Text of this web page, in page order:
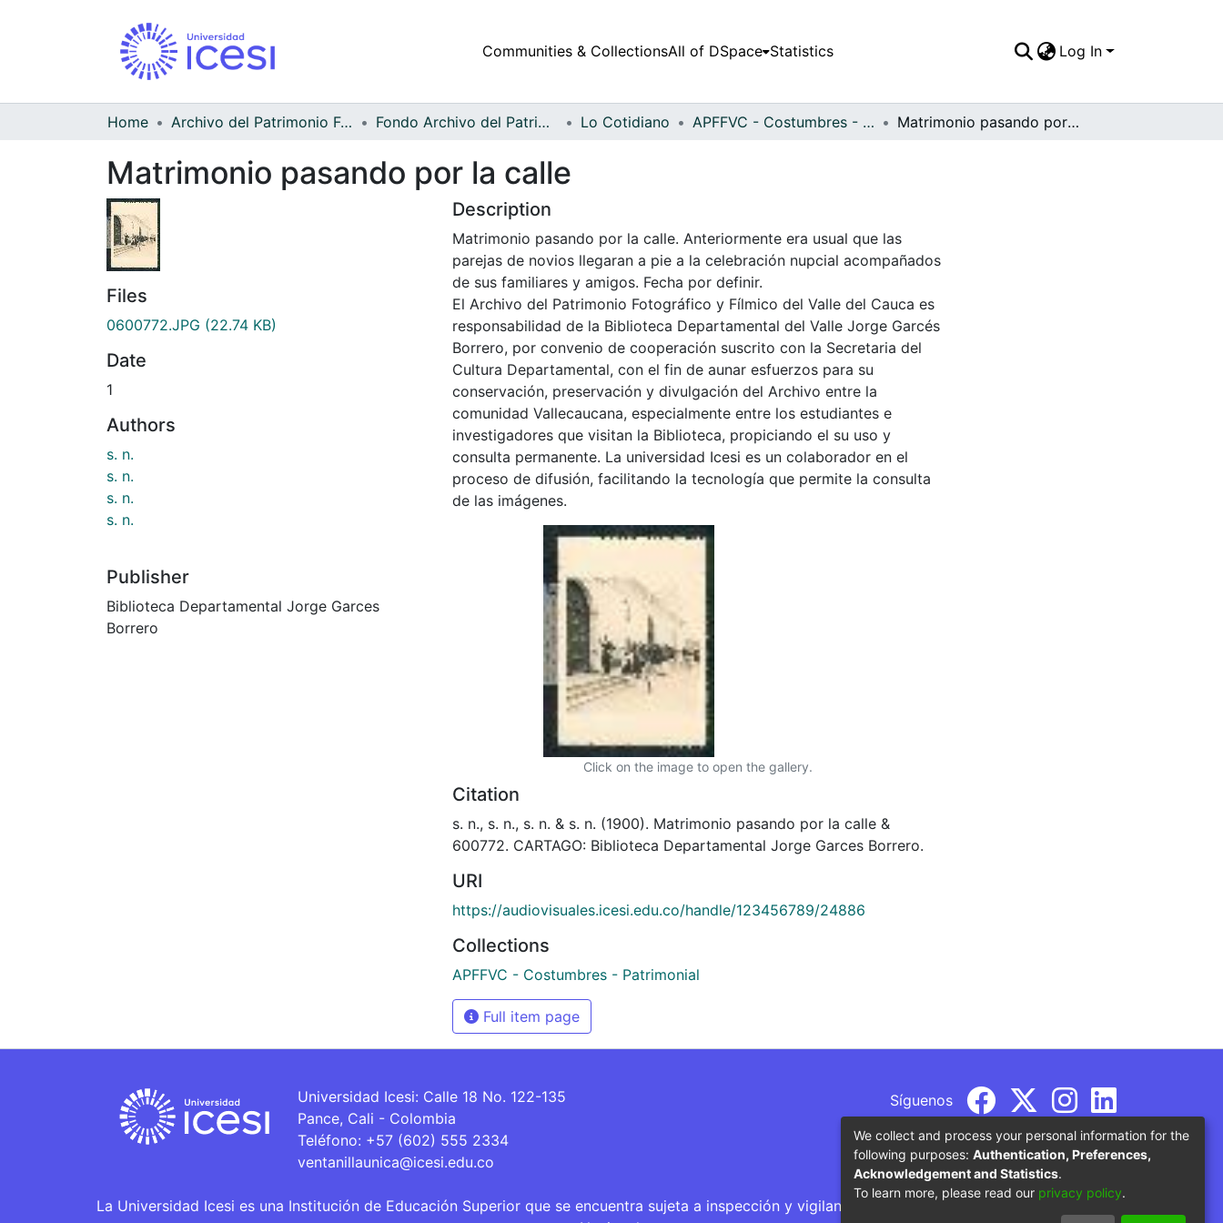
Communities & CollectionsAll of DSpace Statistics Log In
Home Archivo del Patrimonio Fotográfico y Fílmico del Valle del Cauca Fondo Archivo del Patrimonio Fotográfico y Fílmico del Valle del Cauca Lo Cotidiano APFFVC - Costumbres - Patrimonial Matrimonio pasando por la calle
Matrimonio pasando por la calle
Files
0600772.JPG (22.74 KB)
Date
1
Authors
s. n.
s. n.
s. n.
s. n.
Publisher
Biblioteca Departamental Jorge Garces
Borrero
Description
Matrimonio pasando por la calle. Anteriormente era usual que las
parejas de novios llegaran a pie a la celebración nupcial acompañados
de sus familiares y amigos. Fecha por definir.
El Archivo del Patrimonio Fotográfico y Fílmico del Valle del Cauca es
responsabilidad de la Biblioteca Departamental del Valle Jorge Garcés
Borrero, por convenio de cooperación suscrito con la Secretaria del
Cultura Departamental, con el fin de aunar esfuerzos para su
conservación, preservación y divulgación del Archivo entre la
comunidad Vallecaucana, especialmente entre los estudiantes e
investigadores que visitan la Biblioteca, propiciando el su uso y
consulta permanente. La universidad Icesi es un colaborador en el
proceso de difusión, facilitando la tecnología que permite la consulta
de las imágenes.
Click on the image to open the gallery.
Citation
s. n., s. n., s. n. & s. n. (1900). Matrimonio pasando por la calle &
600772. CARTAGO: Biblioteca Departamental Jorge Garces Borrero.
URI
https://audiovisuales.icesi.edu.co/handle/123456789/24886
Collections
APFFVC - Costumbres - Patrimonial
Full item page
Universidad Icesi: Calle 18 No. 122-135
Pance, Cali - Colombia
Teléfono: +57 (602) 555 2334
ventanillaunica@icesi.edu.co
Síguenos
La Universidad Icesi es una Institución de Educación Superior que se encuentra sujeta a inspección y vigilancia por parte del Ministerio de Educación
We collect and process your personal information for the
following purposes: Authentication, Preferences,
Acknowledgement and Statistics.
To learn more, please read our privacy policy.